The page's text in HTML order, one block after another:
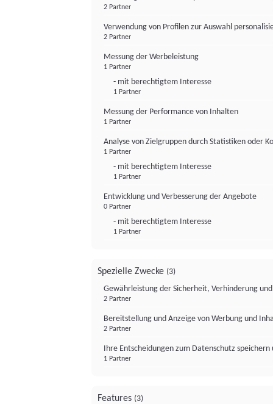
2 Partner
Verwendung von Profilen zur Auswahl
2 Partner
Messung der Werbeleistung
1 Partner
- mit berechtigtem Interesse
1 Partner
Messung der Performance von Inhalten
1 Partner
Analyse von Zielgruppen durch Statistiken oder
1 Partner
- mit berechtigtem Interesse
1 Partner
Entwicklung und Verbesserung der Angebote
0 Partner
- mit berechtigtem Interesse
1 Partner
Spezielle Zwecke (3)
Gewährleistung der Sicherheit, Verhinderung
2 Partner
Bereitstellung und Anzeige von Werbung und
2 Partner
Ihre Entscheidungen zum Datenschutz
1 Partner
Features (3)